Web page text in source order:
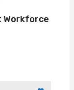
Workforce